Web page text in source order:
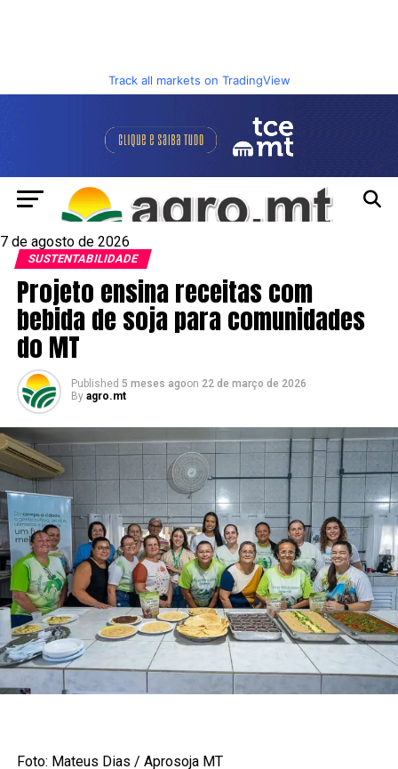
Track all markets on TradingView
7 de agosto de 2026
SUSTENTABILIDADE
Projeto ensina receitas com
bebida de soja para comunidades
do MT
Published 5 meses agoon 22 de março de 2026
By agro.mt
Foto: Mateus Dias / Aprosoja MT